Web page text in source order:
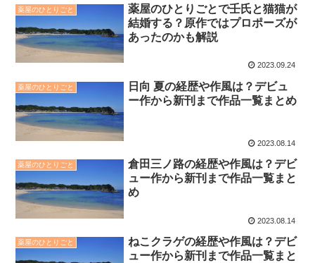
薬屋のひとりごと
薬屋のひとりごとで壬氏と猫猫が
結婚する？原作ではプロポーズが
あったのかも解説
2023.09.24
薬屋のひとりごと
日向 夏の経歴や作風は？デビュ
ー作から新刊まで作品一覧まとめ
2023.08.14
薬屋のひとりごと
倉田三ノ路の経歴や作風は？デビ
ュー作から新刊まで作品一覧まと
め
2023.08.14
薬屋のひとりごと
ねこクラゲの経歴や作風は？デビ
ュー作から新刊まで作品一覧まと